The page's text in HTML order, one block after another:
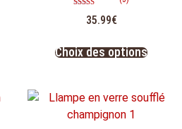
5.00
35.99€
Choix des options